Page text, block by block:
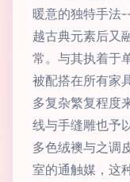
暖意的独特手法
越古典元素后又
常。与其执着于
被配搭在所有家
多复杂繁复程度
线与手缝雕也予
多色绒襖与之调
室的通触媒，这